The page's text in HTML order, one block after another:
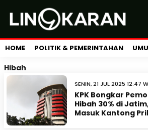
HOME POLITIK & PEMERINTAHAN
Hibah
SENIN, 21 JUL 2025 12:47
KPK Bongkar
Hibah 30% di
Masuk Kantong